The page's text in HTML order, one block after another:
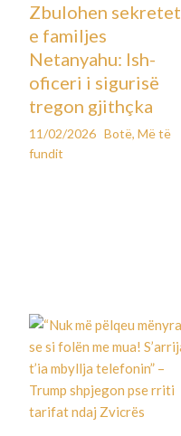
Zbulohen sekretet
e familjes
Netanyahu: Ish-
oficeri i sigurisë
tregon gjithçka
11/02/2026 Botë,Më të
fundit